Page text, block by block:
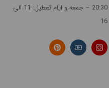
20:30 – جمعه و ایام تعطیل: 11 الی
16